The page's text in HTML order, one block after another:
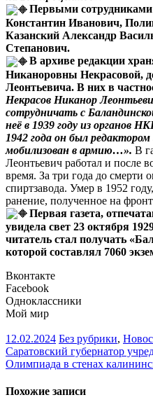
Первыми
Константин Иванович,
Казанский Александр
Степанович.
В архиве редакции
Никаноровны Некрасовой,
Леонтьевича. В них в
Некрасов Никанор
сотрудничать с
неё в 1939 году из органов
1942 года он был
мобилизован в армию…». В
Леонтьевич работал и после
время. За три года до смерти
спиртзавода. Умер в 1952
ранение, полученное на
Первая газета,
увидела свет 23 октября
читатель стал получать
которой составлял 7060
Вконтакте
Facebook
Одноклассники
Мой мир
12.02.2024 Без рубрики,
Навигация
по
записям
Саратовский губернатор
Олимпиада в стенах
Похожие записи